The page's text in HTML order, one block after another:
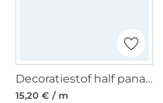
Decoratiestof half panama Easter Garden, gebroken wit
15,20 € / m